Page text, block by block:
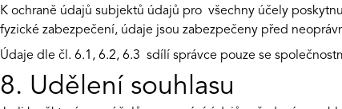
K ochraně údajů subjektů údajů pro všechny účely
fyzické zabezpečení, údaje jsou zabezpečeny před
Údaje dle čl. 6.1, 6.2, 6.3 sdílí správce pouze se
8. Udělení souhlasu